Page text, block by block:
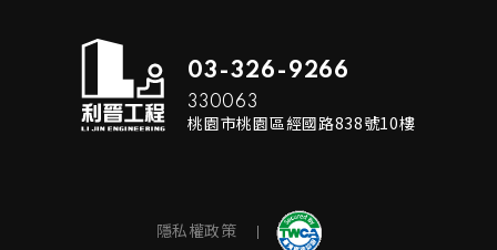
03-326-9266
330063
桃園市桃園區經國路838號10樓
隱私權政策